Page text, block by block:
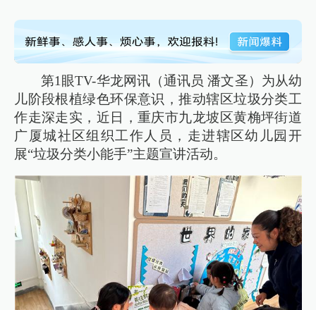
第1眼TV-华龙网讯（通讯员 潘文圣）为从幼
儿阶段根植绿色环保意识，推动辖区垃圾分类工
作走深走实，近日，重庆市九龙坡区黄桷坪街道
广厦城社区组织工作人员，走进辖区幼儿园开
展“垃圾分类小能手”主题宣讲活动。